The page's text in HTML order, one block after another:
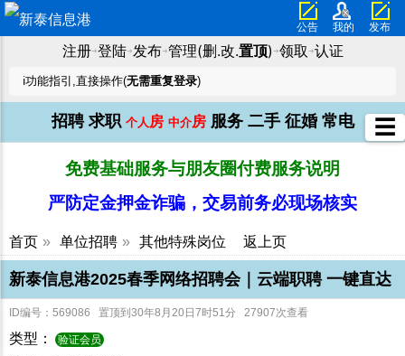
公告 我的 发布
注册➜登陆➜发布➜管理(删.改.置顶) ➜领取 ➜认证
ℹ️功能指引,直接操作(无需重复登录)
招聘 求职 个人 房 中介房 服务 二手 征婚 常电
免费基础服务与朋友圈付费服务说明
严防定金押金诈骗，交易前务必现场核实
首页 » 单位招聘 » 其他特殊岗位 返上页
新泰信息港2025春季网络招聘会｜云端职聘 一键直达
ID编号：569086 置顶到30年8月20日7时51分 27907次查看
类型： 验证会员
☰